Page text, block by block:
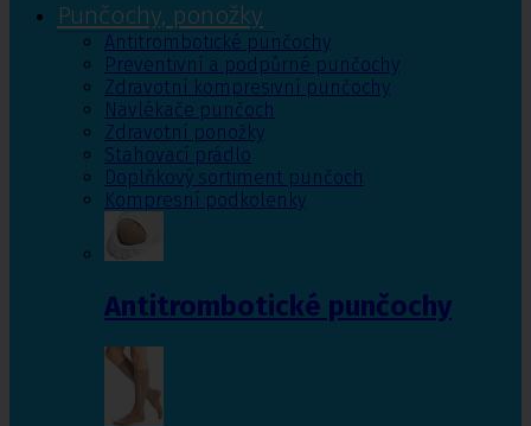
Punčochy, ponožky
Antitrombotické punčochy
Preventivní a podpůrné punčochy
Zdravotní kompresivní punčochy
Navlékače punčoch
Zdravotní ponožky
Stahovací prádlo
Doplňkový sortiment punčoch
Kompresní podkolenky
Antitrombotické punčochy